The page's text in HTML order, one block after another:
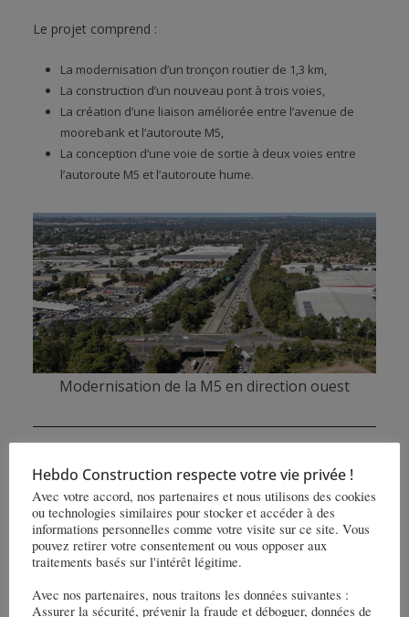
Le projet comprend :
La modernisation d’un tronçon routier de 1,3 km,
La construction d’un nouveau pont à trois voies,
La création d’une liaison améliorée entre l’avenue de
moorebank et l’autoroute M5,
La conception d’une voie de sortie à deux voies entre
l’autoroute M5 et l’autoroute hume.
Modernisation de la M5 en direction ouest
À lire aussi
VINCI a gagné un contrat, d’un montant de 990 M€, pour la
Hebdo Construction respecte votre vie privée !
Avec votre accord, nos partenaires et nous utilisons des cookies
ou technologies similaires pour stocker et accéder à des
informations personnelles comme votre visite sur ce site. Vous
pouvez retirer votre consentement ou vous opposer aux
traitements basés sur l'intérêt légitime.
Avec nos partenaires, nous traitons les données suivantes :
Assurer la sécurité, prévenir la fraude et déboguer, données de